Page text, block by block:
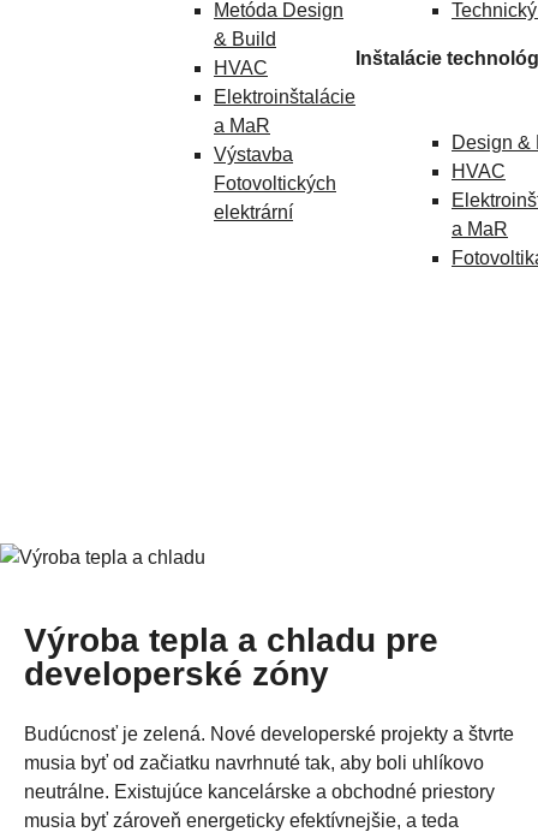
Metóda Design
& Build
HVAC
Elektroinštalácie
a MaR
Výstavba
Fotovoltických
elektrární
Inštalácie
Design &
HVAC
a MaR
Výroba tepla a chladu pre
developerské zóny
Budúcnosť je zelená. Nové developerské projekty a štvrte
musia byť od začiatku navrhnuté tak, aby boli uhlíkovo
neutrálne. Existujúce kancelárske a obchodné priestory
musia byť zároveň energeticky efektívnejšie, a teda